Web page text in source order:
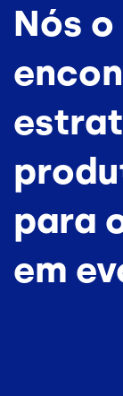
Nós
para
em